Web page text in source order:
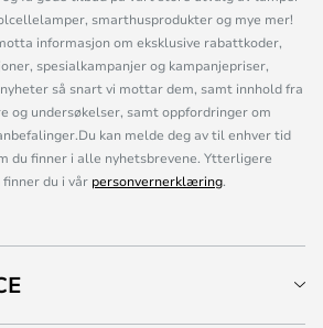
smarthusprodukter og mye mer!
informasjon om eksklusive rabattkoder,
spesialkampanjer og kampanjepriser,
så snart vi mottar dem, samt innhold fra
og undersøkelser, samt oppfordringer om
kan melde deg av til enhver tid
du finner i alle nyhetsbrevene. Ytterligere
du i vår personvernerklæring.